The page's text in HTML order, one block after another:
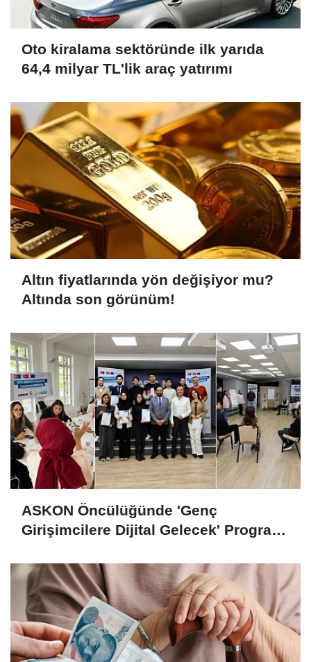
Oto kiralama sektöründe ilk yarıda
64,4 milyar TL'lik araç yatırımı
Altın fiyatlarında yön değişiyor mu?
Altında son görünüm!
ASKON Öncülüğünde 'Genç
Girişimcilere Dijital Gelecek' Programı